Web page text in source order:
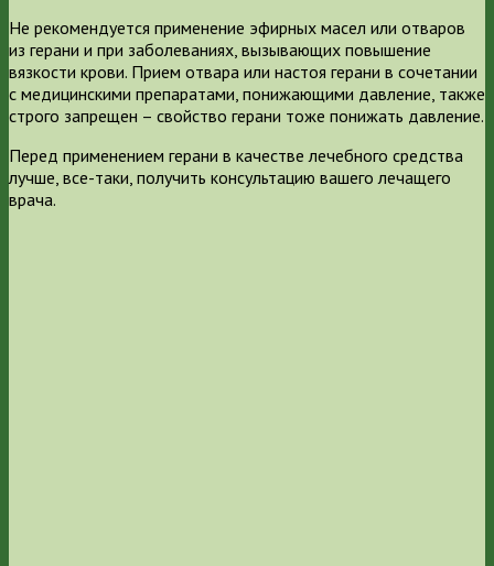
Не рекомендуется применение эфирных масел или отваров
из герани и при заболеваниях, вызывающих повышение
вязкости крови. Прием отвара или настоя герани в сочетании
с медицинскими препаратами, понижающими давление, также
строго запрещен – свойство герани тоже понижать давление.
Перед применением герани в качестве лечебного средства
лучше, все-таки, получить консультацию вашего лечащего
врача.